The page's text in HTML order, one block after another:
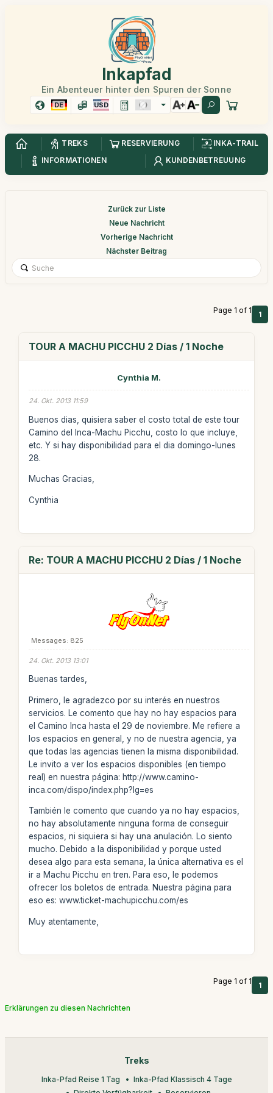
Inkapfad
Ein Abenteuer hinter den Spuren der Sonne
DE USD
TREKS RESERVIERUNG
INKA-TRAIL
INFORMATIONEN
KUNDENBETREUUNG
Zurück zur Liste
Neue Nachricht
Vorherige Nachricht
Nächster Beitrag
Page 1 of 1 1
TOUR A MACHU PICCHU 2 Días / 1 Noche
Cynthia M.
24. Okt. 2013 11:59
Buenos dias, quisiera saber el costo total de este tour
Camino del Inca-Machu Picchu, costo lo que incluye,
etc. Y si hay disponibilidad para el dia domingo-lunes
28.
Muchas Gracias,
Cynthia
Re: TOUR A MACHU PICCHU 2 Días / 1 Noche
Messages: 825
24. Okt. 2013 13:01
Buenas tardes,
Primero, le agradezco por su interés en nuestros
servicios. Le comento que hay no hay espacios para
el Camino Inca hasta el 29 de noviembre. Me refiere a
los espacios en general, y no de nuestra agencia, ya
que todas las agencias tienen la misma disponibilidad.
Le invito a ver los espacios disponibles (en tiempo
real) en nuestra página: http://www.camino-
inca.com/dispo/index.php?lg=es
También le comento que cuando ya no hay espacios,
no hay absolutamente ninguna forma de conseguir
espacios, ni siquiera si hay una anulación. Lo siento
mucho. Debido a la disponibilidad y porque usted
desea algo para esta semana, la única alternativa es el
ir a Machu Picchu en tren. Para eso, le podemos
ofrecer los boletos de entrada. Nuestra página para
eso es: www.ticket-machupicchu.com/es
Muy atentamente,
Page 1 of 1 1
Erklärungen zu diesen Nachrichten
Treks
Inka-Pfad Reise 1 Tag
Inka-Pfad Klassisch 4 Tage